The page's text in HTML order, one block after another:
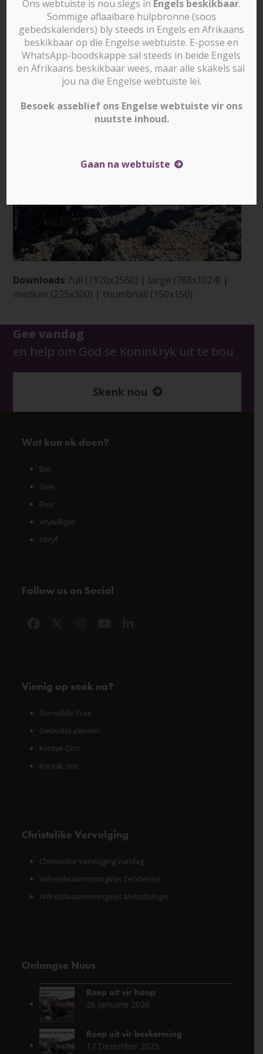
Downloads: full (1920x2560) | large (768x1024) |
medium (225x300) | thumbnail (150x150)
Gee vandag
en help om God se Koninkryk uit te bou
Skenk nou
Wat kan ek doen?
Bid
Gee
Reis
Vrywilliger
Skryf
Follow us on Social
Vinnig op soek na?
Gereelde Vrae
Gebedskalender
Kontak Ons
Kontak ons
Christelike Vervolging
Christelike Vervolging Vandag
Wêreldwaarnemingslys Tendense
Wêreldwaarnemingslys Metodologie
Onlangse Nuus
Roep uit vir hoop
26 Januarie 2026
Roep uit vir beskerming
17 Desember 2025
Ons webtuiste is nou slegs in Engels beskikbaar.
Sommige aflaaibare hulpbronne (soos
gebedskalenders) bly steeds in Engels en Afrikaans
beskikbaar op die Engelse webtuiste. E-posse en
WhatsApp-boodskappe sal steeds in beide Engels
en Afrikaans beskikbaar wees, maar alle skakels sal
jou na die Engelse webtuiste lei.
Besoek asseblief ons Engelse webtuiste vir ons
nuutste inhoud.
Gaan na webtuiste